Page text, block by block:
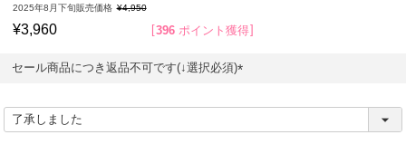
2025年8月下旬販売価格 ¥4,950
¥3,960 396 ポイント獲得
セール商品につき返品不可です(↓選択必須)
必